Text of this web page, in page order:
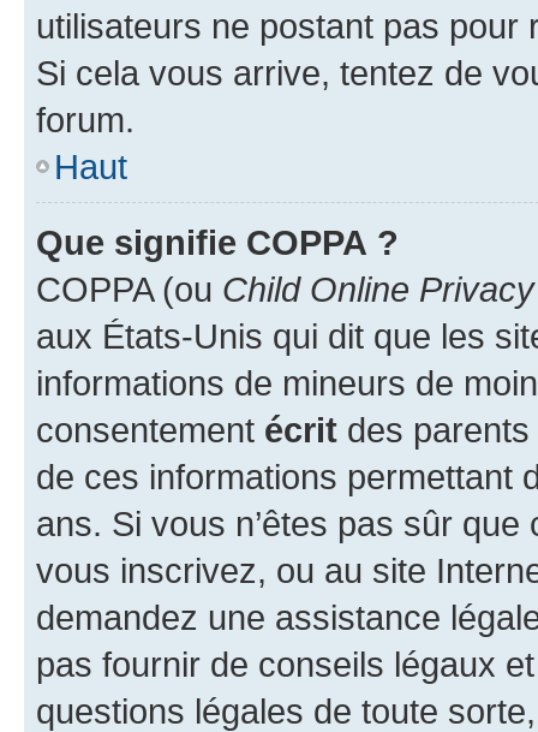
utilisateurs ne postant pas pour
Si cela vous arrive, tentez de
forum.
Haut
Que signifie COPPA ?
COPPA (ou Child Online
aux États-Unis qui dit que les
informations de mineurs de
consentement écrit des parents
de ces informations permettant
ans. Si vous n’êtes pas sûr
vous inscrivez, ou au site
demandez une assistance
pas fournir de conseils légaux
questions légales de toute